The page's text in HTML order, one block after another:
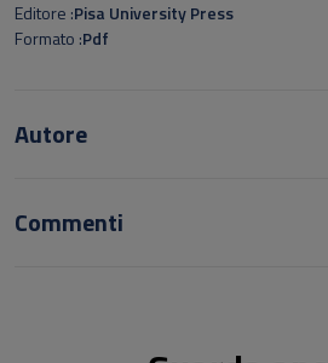
Editore Pisa University Press
Formato Pdf
Autore
Commenti